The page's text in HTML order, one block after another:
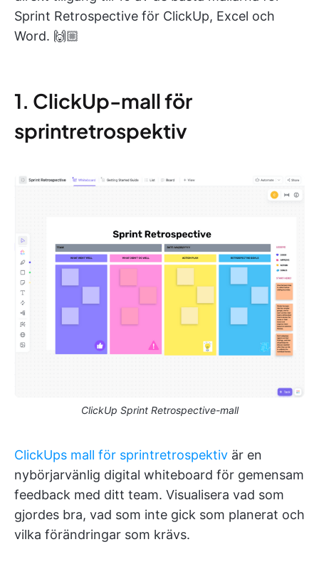
Sprint Retrospective för ClickUp, Excel och
Word. 🙌🏼
1. ClickUp-mall för
sprintretrospektiv
ClickUp Sprint Retrospective-mall
ClickUps mall för sprintretrospektiv är en
nybörjarvänlig digital whiteboard för gemensam
feedback med ditt team. Visualisera vad som
gjordes bra, vad som inte gick som planerat och
vilka förändringar som krävs.